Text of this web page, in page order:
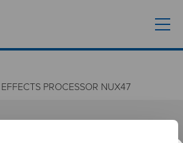
PROCESSOR NUX47